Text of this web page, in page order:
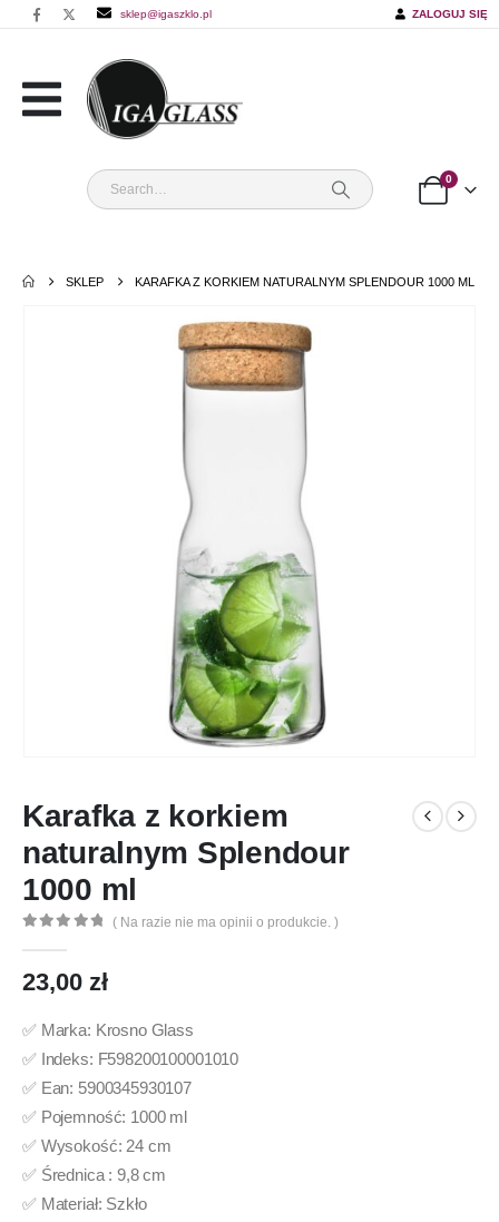
sklep@igaszklo.pl ZALOGUJ SIĘ
0
SKLEP KARAFKA Z KORKIEM NATURALNYM SPLENDOUR 1000 ML
Karafka z korkiem
naturalnym Splendour
1000 ml
( Na razie nie ma opinii o produkcie. )
23,00 zł
✅ Marka: Krosno Glass
✅ Indeks: F598200100001010
✅ Ean: 5900345930107
✅ Pojemność: 1000 ml
✅ Wysokość: 24 cm
✅ Średnica : 9,8 cm
✅ Materiał: Szkło